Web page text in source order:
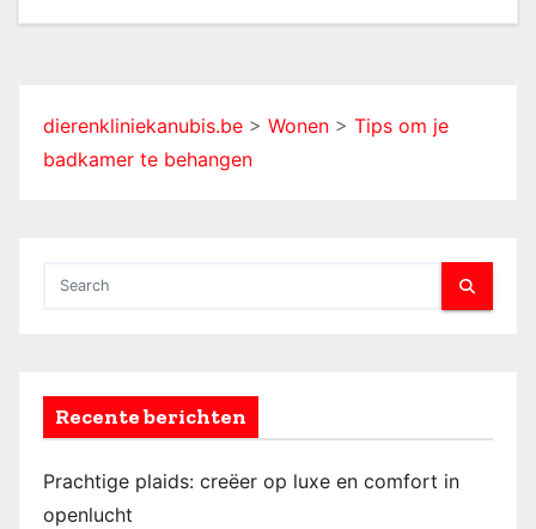
dierenkliniekanubis.be > Wonen > Tips om je
badkamer te behangen
Recente berichten
Prachtige plaids: creëer op luxe en comfort in
openlucht